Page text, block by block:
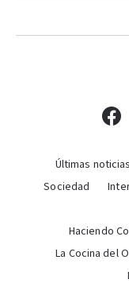
Últimas noticias
Sociedad
Haciendo
La Cocina del